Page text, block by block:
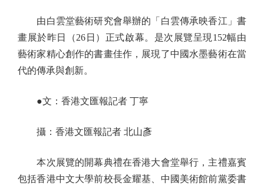
由白雲堂藝術研究會舉辦的「白雲傳承映香江」書
畫展於昨日（26日）正式啟幕。是次展覽呈現152幅由
藝術家精心創作的書畫佳作，展現了中國水墨藝術在當
代的傳承與創新。
●文：香港文匯報記者 丁寧
攝：香港文匯報記者 北山彥
本次展覽的開幕典禮在香港大會堂舉行，主禮嘉賓
包括香港中文大學前校長金耀基、中國美術館前黨委書